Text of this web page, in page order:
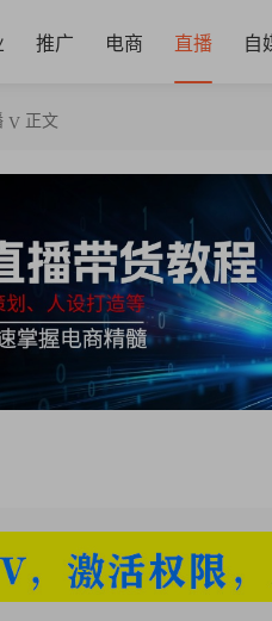
推广 电商 直播 自
正文